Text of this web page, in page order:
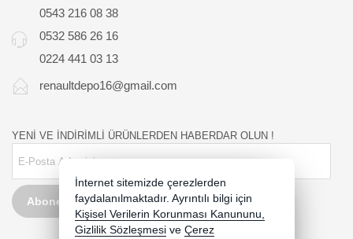
0543 216 08 38
0532 586 26 16
0224 441 03 13
renaultdepo16@gmail.com
YENİ VE İNDİRİMLİ ÜRÜNLERDEN HABERDAR OLUN !
Abone Ol
İnternet sitemizde çerezlerden
faydalanılmaktadır. Ayrıntılı bilgi için
Kişisel Verilerin Korunması Kanununu,
Gizlilik Sözleşmesi ve Çerez